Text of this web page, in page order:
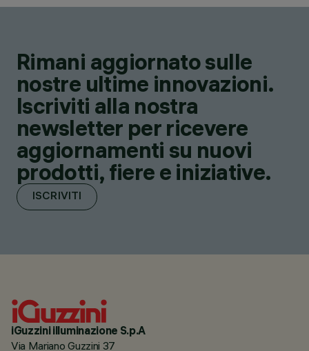
Rimani aggiornato sulle
nostre ultime innovazioni.
Iscriviti alla nostra
newsletter per ricevere
aggiornamenti su nuovi
prodotti, fiere e iniziative.
ISCRIVITI
iGuzzini illuminazione S.p.A
Via Mariano Guzzini 37